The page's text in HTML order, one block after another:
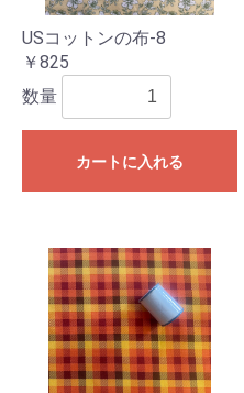
USコットンの布-8
￥825
数量
カートに入れる